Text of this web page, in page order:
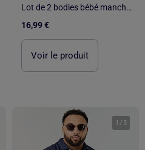
Lot de 2 bodies bébé manches longues Aimée
16,99 €
Voir le produit
1 / 5